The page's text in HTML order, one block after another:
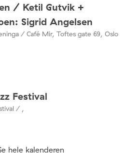
/ Ketil Gutvik +
Sigrid Angelsen
/ Café Mir, Toftes gate 69, Oslo
Festival
/ ,
hele kalenderen